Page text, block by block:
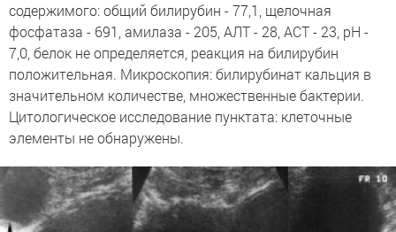
содержимого: общий билирубин - 77,1, щелочная
фосфатаза - 691, амилаза - 205, АЛТ - 28, АСТ - 23, рН -
7,0, белок не определяется, реакция на билирубин
положительная. Микроскопия: билирубинат кальция в
значительном количестве, множественные бактерии.
Цитологическое исследование пунктата: клеточные
элементы не обнаружены.